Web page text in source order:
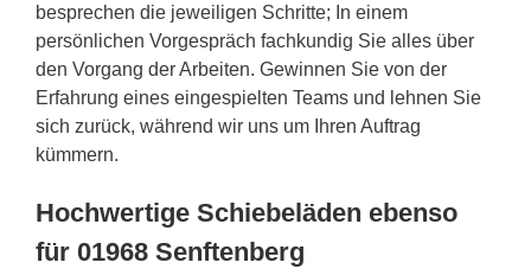
besprechen die jeweiligen Schritte; In einem
persönlichen Vorgespräch fachkundig Sie alles über
den Vorgang der Arbeiten. Gewinnen Sie von der
Erfahrung eines eingespielten Teams und lehnen Sie
sich zurück, während wir uns um Ihren Auftrag
kümmern.
Hochwertige Schiebeläden ebenso
für 01968 Senftenberg